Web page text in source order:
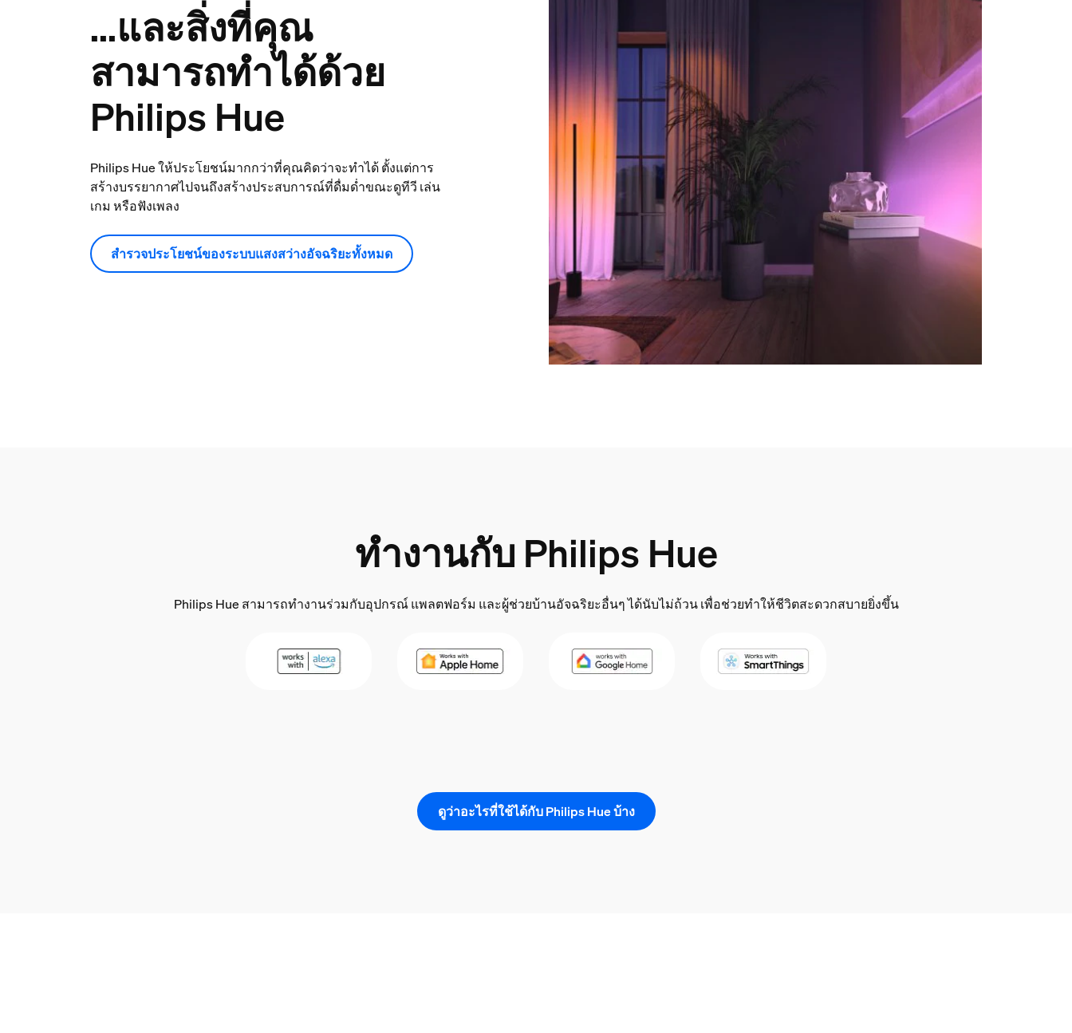
...และสิ่งที่คุณ
สามารถทำได้ด้วย
Philips Hue
Philips Hue ให้ประโยชน์มากกว่าที่คุณคิดว่าจะทำได้ ตั้งแต่การ
สร้างบรรยากาศไปจนถึงสร้างประสบการณ์ที่ดื่มด่ำขณะดูทีวี เล่น
เกม หรือฟังเพลง
สำรวจประโยชน์ของระบบแสงสว่างอัจฉริยะทั้งหมด
ทำงานกับ Philips Hue
Philips Hue สามารถทำงานร่วมกับอุปกรณ์ แพลตฟอร์ม และผู้ช่วยบ้านอัจฉริยะอื่นๆ ได้นับไม่ถ้วน เพื่อช่วยทำให้ชีวิตสะดวกสบายยิ่งขึ้น
ดูว่าอะไรที่ใช้ได้กับ Philips Hue บ้าง